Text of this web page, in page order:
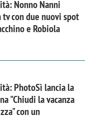
Nonno Nanni
con due nuovi spot
e Robiola
PhotoSì lancia la
"Chiudi la vacanza
con un